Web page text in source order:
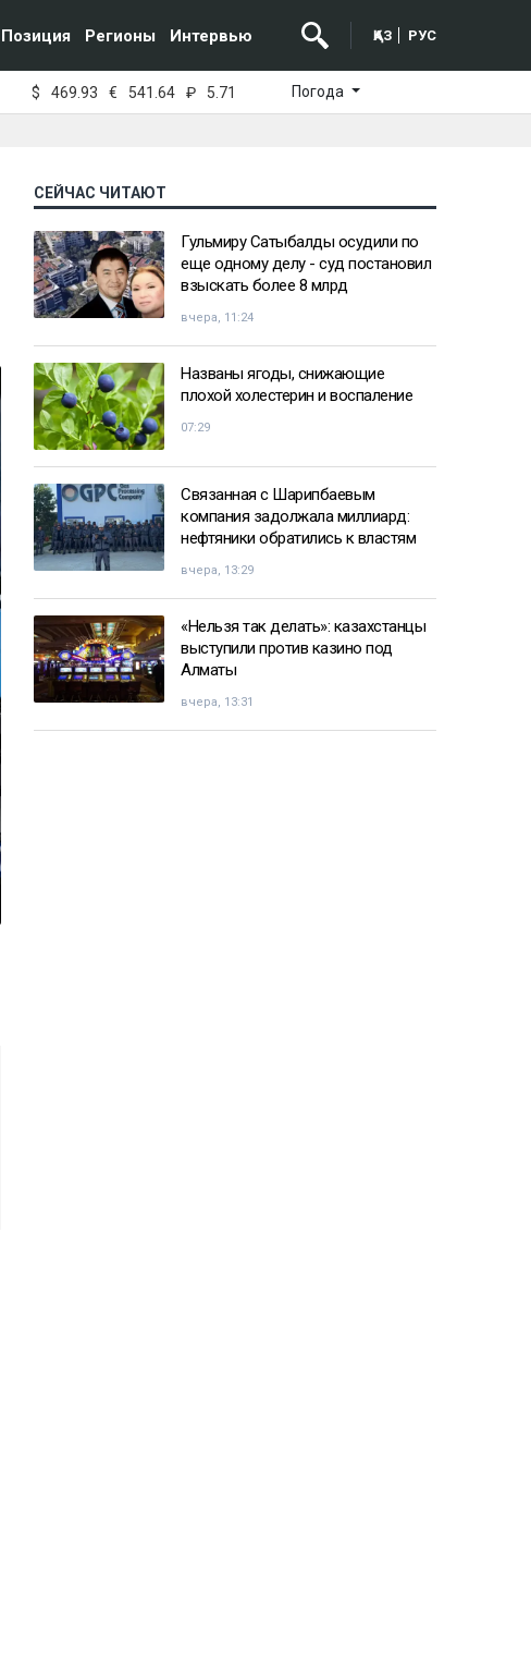
Позиция Регионы Интервью ҚАЗ РУС
$ 469.93 € 541.64 ₽ 5.71 Погода
СЕЙЧАС ЧИТАЮТ
Гульмиру Сатыбалды осудили по
еще одному делу - суд постановил
взыскать более 8 млрд
вчера, 11:24
Названы ягоды, снижающие
плохой холестерин и воспаление
07:29
Связанная с Шарипбаевым
компания задолжала миллиард:
нефтяники обратились к властям
вчера, 13:29
«Нельзя так делать»: казахстанцы
выступили против казино под
Алматы
вчера, 13:31